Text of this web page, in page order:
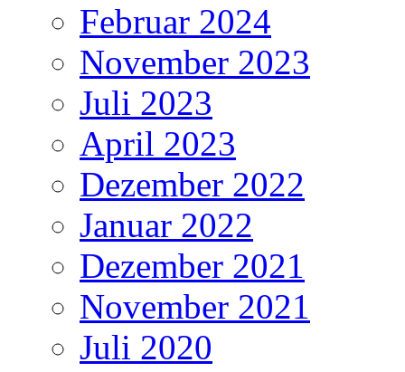
Februar 2024
November 2023
Juli 2023
April 2023
Dezember 2022
Januar 2022
Dezember 2021
November 2021
Juli 2020